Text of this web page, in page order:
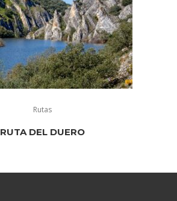
Rutas
RUTA DEL DUERO